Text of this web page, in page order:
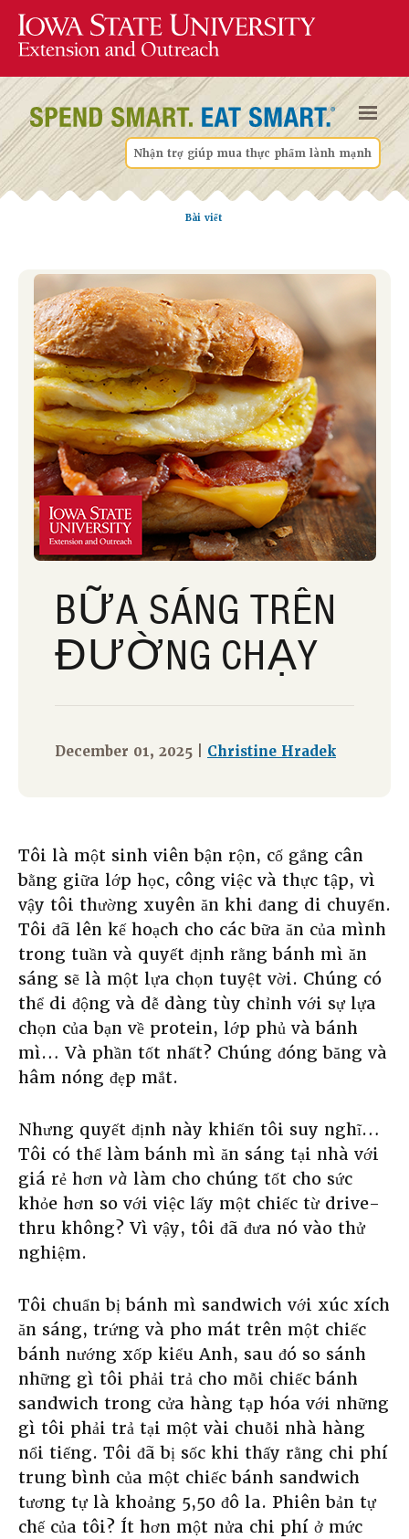
Nhận trợ giúp mua thực phẩm lành mạnh
Bài viết
BỮA SÁNG TRÊN
ĐƯỜNG CHẠY
December 01, 2025 | Christine Hradek
Tôi là một sinh viên bận rộn, cố gắng cân
bằng giữa lớp học, công việc và thực tập, vì
vậy tôi thường xuyên ăn khi đang di chuyển.
Tôi đã lên kế hoạch cho các bữa ăn của mình
trong tuần và quyết định rằng bánh mì ăn
sáng sẽ là một lựa chọn tuyệt vời. Chúng có
thể di động và dễ dàng tùy chỉnh với sự lựa
chọn của bạn về protein, lớp phủ và bánh
mì… Và phần tốt nhất? Chúng đóng băng và
hâm nóng đẹp mắt.
Nhưng quyết định này khiến tôi suy nghĩ…
Tôi có thể làm bánh mì ăn sáng tại nhà với
giá rẻ hơn và làm cho chúng tốt cho sức
khỏe hơn so với việc lấy một chiếc từ drive-
thru không? Vì vậy, tôi đã đưa nó vào thử
nghiệm.
Tôi chuẩn bị bánh mì sandwich với xúc xích
ăn sáng, trứng và pho mát trên một chiếc
bánh nướng xốp kiểu Anh, sau đó so sánh
những gì tôi phải trả cho mỗi chiếc bánh
sandwich trong cửa hàng tạp hóa với những
gì tôi phải trả tại một vài chuỗi nhà hàng
nổi tiếng. Tôi đã bị sốc khi thấy rằng chi phí
trung bình của một chiếc bánh sandwich
tương tự là khoảng 5,50 đô la. Phiên bản tự
chế của tôi? Ít hơn một nửa chi phí ở mức